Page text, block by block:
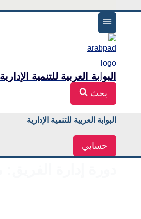
البوابة العربية للتنمية الإدارية
بحث
البوابة العربية للتنمية الإدارية
حسابي